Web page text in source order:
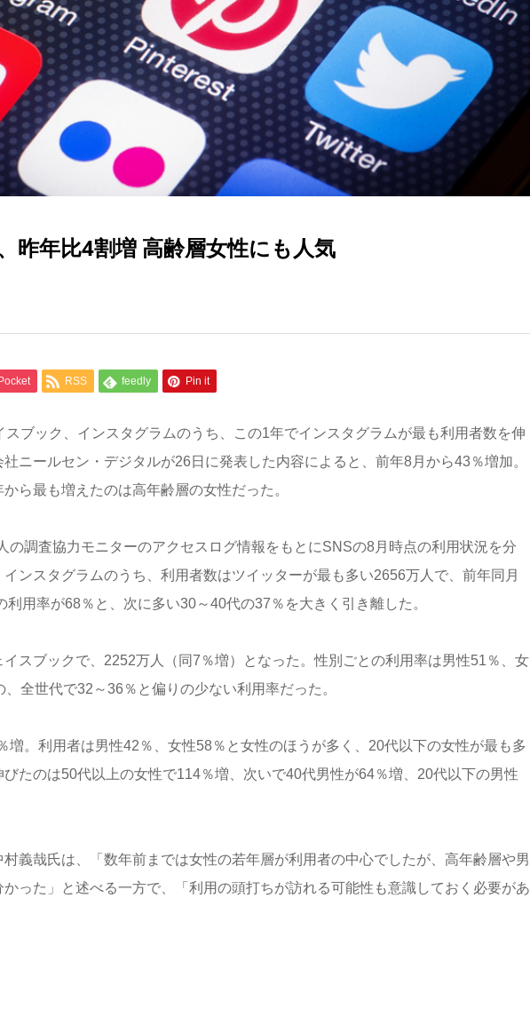
昨年比4割増 高齢層女性にも人気
RSS feedly Pin it
ブック、インスタグラムのうち、この1年でインスタグラムが最も利用者数を伸
ニールセン・デジタルが26日に発表した内容によると、前年8月から43％増加。
ら最も増えたのは高年齢層の女性だった。
の調査協力モニターのアクセスログ情報をもとにSNSの8月時点の利用状況を分
ンスタグラムのうち、利用者数はツイッターが最も多い2656万人で、前年同月
用率が68％と、次に多い30～40代の37％を大きく引き離した。
スブックで、2252万人（同7％増）となった。性別ごとの利用率は男性51％、女
全世代で32～36％と偏りの少ない利用率だった。
増。利用者は男性42％、女性58％と女性のほうが多く、20代以下の女性が最も多
たのは50代以上の女性で114％増、次いで40代男性が64％増、20代以下の男性
義哉氏は、「数年前までは女性の若年層が利用者の中心でしたが、高年齢層や男
った」と述べる一方で、「利用の頭打ちが訪れる可能性も意識しておく必要があ